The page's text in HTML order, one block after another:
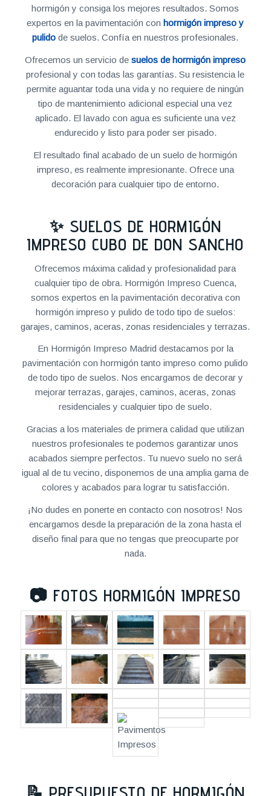
hormigón y consiga los mejores resultados. Somos
expertos en la pavimentación conhormigón impreso y
pulido de suelos. Confía en nuestros profesionales.
Ofrecemos un servicio desuelos de hormigón impreso
profesional y con todas las garantías. Su resistencia le
permite aguantar toda una vida y no requiere de ningún
tipo de mantenimiento adicional especial una vez
aplicado. El lavado con agua es suficiente una vez
endurecido y listo para poder ser pisado.
El resultado final acabado de un suelo de hormigón
impreso, es realmente impresionante. Ofrece una
decoración para cualquier tipo de entorno.
✨ SUELOS DE HORMIGÓN
IMPRESO CUBO DE DON SANCHO
Ofrecemos máxima calidad y profesionalidad para
cualquier tipo de obra. Hormigón Impreso Cuenca,
somos expertos en la pavimentación decorativa con
hormigón impreso y pulido de todo tipo de suelos:
garajes, caminos, aceras, zonas residenciales y terrazas.
En Hormigón Impreso Madrid destacamos por la
pavimentación con hormigón tanto impreso como pulido
de todo tipo de suelos. Nos encargamos de decorar y
mejorar terrazas, garajes, caminos, aceras, zonas
residenciales y cualquier tipo de suelo.
Gracias a los materiales de primera calidad que utilizan
nuestros profesionales te podemos garantizar unos
acabados siempre perfectos. Tu nuevo suelo no será
igual al de tu vecino, disponemos de una amplia gama de
colores y acabados para lograr tu satisfacción.
¡No dudes en ponerte en contacto con nosotros! Nos
encargamos desde la preparación de la zona hasta el
diseño final para que no tengas que preocuparte por
nada.
📷 FOTOS HORMIGÓN IMPRESO